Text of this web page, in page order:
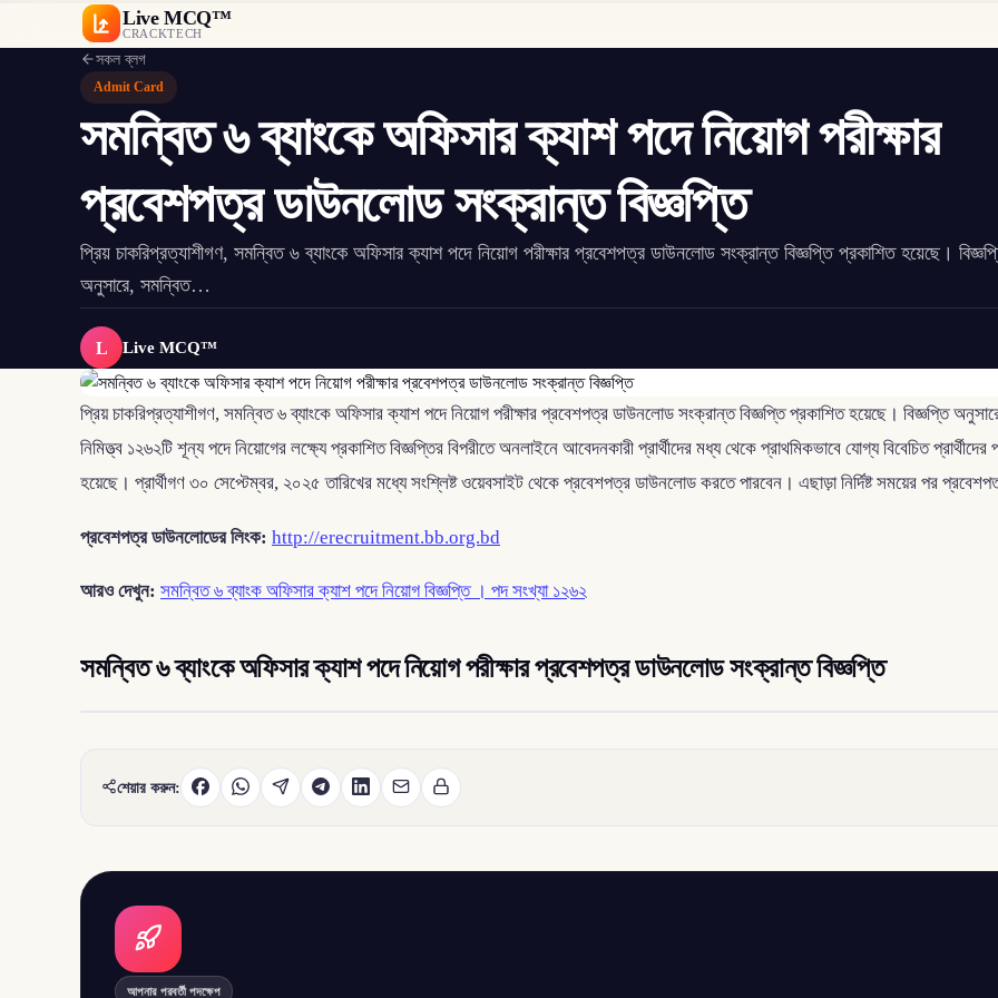
Live MCQ™
CRACKTECH
সকল ব্লগ
Admit Card
সমন্বিত ৬ ব্যাংকে অফিসার ক্যাশ পদে নিয়োগ পরীক্ষার
প্রবেশপত্র ডাউনলোড সংক্রান্ত বিজ্ঞপ্তি
প্রিয় চাকরিপ্রত্যাশীগণ, সমন্বিত ৬ ব্যাংকে অফিসার ক্যাশ পদে নিয়োগ পরীক্ষার প্রবেশপত্র ডাউনলোড সংক্রান্ত বিজ্ঞপ্তি প্রকাশিত হয়েছে।
অনুসারে, সমন্বিত…
L Live MCQ™
প্রিয় চাকরিপ্রত্যাশীগণ, সমন্বিত ৬ ব্যাংকে অফিসার ক্যাশ পদে নিয়োগ পরীক্ষার প্রবেশপত্র ডাউনলোড সংক্রান্ত বিজ্ঞপ্তি প্রকাশিত হয়েছে। বিজ্ঞপ্তি
নিমিত্ত্ব ১২৬২টি শূন্য পদে নিয়োগের লক্ষ্যে প্রকাশিত বিজ্ঞপ্তির বিপরীতে অনলাইনে আবেদনকারী প্রার্থীদের মধ্য থেকে প্রাথমিকভাবে যোগ্য বিবেচিত
হয়েছে। প্রার্থীগণ ৩০ সেপ্টেম্বর, ২০২৫ তারিখের মধ্যে সংশ্লিষ্ট ওয়েবসাইট থেকে প্রবেশপত্র ডাউনলোড করতে পারবেন। এছাড়া নির্দিষ্ট সময়ের পর
প্রবেশপত্র ডাউনলোডের লিংক: http://erecruitment.bb.org.bd
আরও দেখুন: সমন্বিত ৬ ব্যাংক অফিসার ক্যাশ পদে নিয়োগ বিজ্ঞপ্তি । পদ সংখ্যা ১২৬২
সমন্বিত ৬ ব্যাংকে অফিসার ক্যাশ পদে নিয়োগ পরীক্ষার প্রবেশপত্র ডাউনলোড সংক্রান্ত বিজ্ঞপ্তি
শেয়ার করুন:
আপনার পরবর্তী পদক্ষেপ